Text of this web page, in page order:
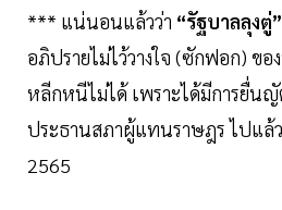
*** แน่นอนแล้วว่า “รัฐบาลลุงตู่”
อภิปรายไม่ไว้วางใจ (ซักฟอก) ขอ
หลีกหนีไม่ได้ เพราะได้มีการยื่น
ประธานสภาผู้แทนราษฎร ไปแล้
2565